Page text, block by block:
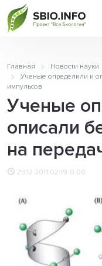
Главная Новости науки
Ученые определили и
импульсов
Ученые
описали
на
23.12.2011 02:19 0.00